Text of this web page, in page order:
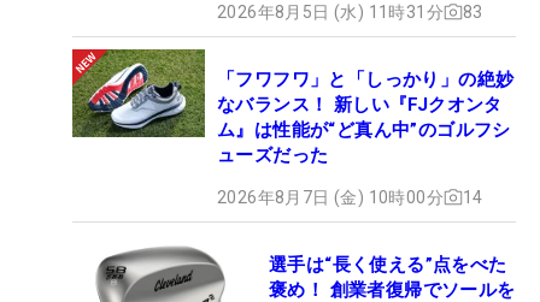
2026年8月5日 (水) 11時31分 83
「フワフワ」と「しっかり」の絶妙
なバランス！ 新しい『FJクオンタ
ム』は性能が“ど真ん中”のゴルフシ
ューズだった
2026年8月7日 (金) 10時00分 14
選手は“長く使える”点をべた
褒め！ 創業者復帰でソールを